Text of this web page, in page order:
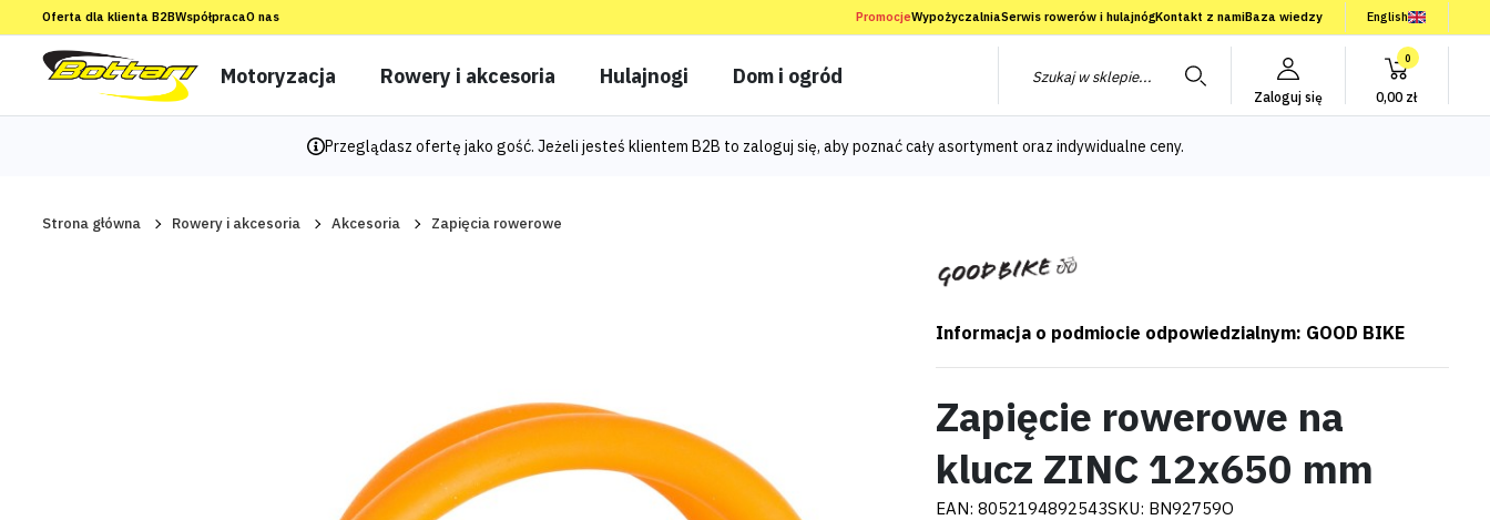
Oferta dla klienta B2BWspółpracaO nas WypożyczalniaSerwis rowerów i hulajnóg
Promocje Kontakt z namiBaza wiedzy English
Motoryzacja Rowery i akcesoria Hulajnogi Dom i ogród
Zaloguj się
0
0,00 zł
Przeglądasz ofertę jako gość. Jeżeli jesteś klientem B2B to zaloguj się, aby poznać cały asortyment oraz indywidualne ceny.
Strona główna Rowery i akcesoria Akcesoria Zapięcia rowerowe
Informacja o podmiocie odpowiedzialnym: GOOD BIKE
Zapięcie rowerowe na
klucz ZINC 12x650 mm
EAN: 8052194892543SKU: BN92759O